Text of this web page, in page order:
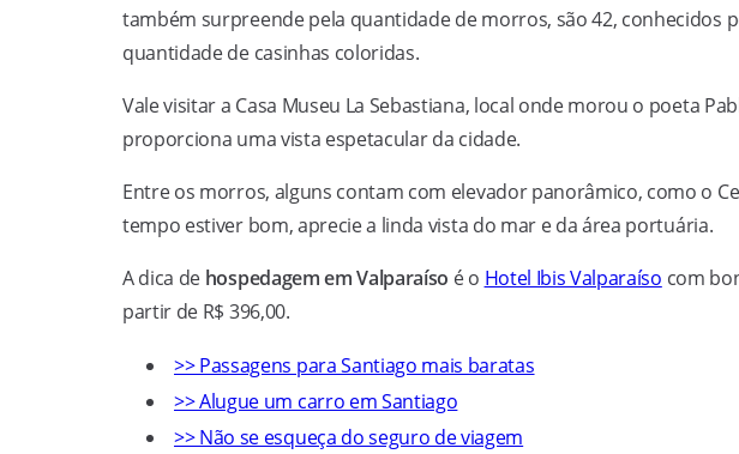
também surpreende pela quantidade de morros, são 42, conhecidos
quantidade de casinhas coloridas.
Vale visitar a Casa Museu La Sebastiana, local onde morou o poeta
proporciona uma vista espetacular da cidade.
Entre os morros, alguns contam com elevador panorâmico, como o
tempo estiver bom, aprecie a linda vista do mar e da área portuária.
A dica de hospedagem em Valparaíso é o Hotel Ibis Valparaíso com
partir de R$ 396,00.
>> Passagens para Santiago mais baratas
>> Alugue um carro em Santiago
>> Não se esqueça do seguro de viagem